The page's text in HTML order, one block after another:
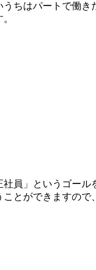
うちはパートで働き
員」というゴー
とができますので